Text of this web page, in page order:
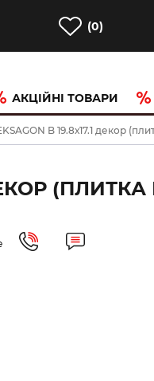
(0)
АКЦІЙНІ ТОВАРИ
B 19.8х17.1 декор
ДЕКОР